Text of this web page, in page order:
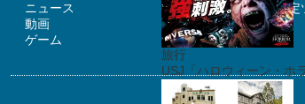
旅行
USJ「ハロウィーン・ホ
ニュース
動画
ゲーム
ホームページ設定